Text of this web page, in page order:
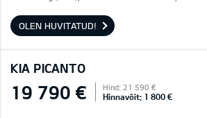
OLEN HUVITATUD!
KIA PICANTO
19 790 € Hind: 21 590 €
Hinnavõit: 1 800 €